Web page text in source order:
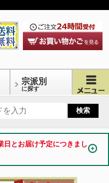
宗派別
に探す
日とお届け予定につきまし